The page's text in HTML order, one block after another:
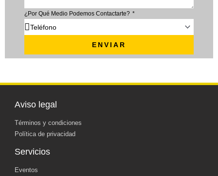
¿Por Qué Medio Podemos Contactarte?
ENVIAR
Aviso legal
Términos y condiciones
Política de privacidad
Servicios
Eventos